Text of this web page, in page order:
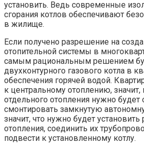
установить. Ведь современные
сгорания котлов обеспечивают
в жилище.
Если получено разрешение на
отопительной системы в
самым рациональным решением
двухконтурного газового котла в
обеспечения горячей водой.
к центральному отоплению,
отдельного отопления нужно будет
смонтировать замкнутую
значит, что нужно будет
отопления, соединить их
подвести к установленному котлу.